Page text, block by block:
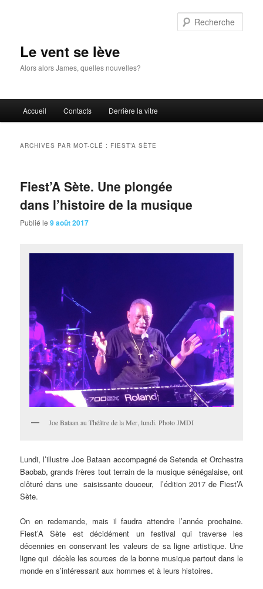
Le vent se lève
Alors alors James, quelles nouvelles?
principal
Accueil Contacts Derrière la vitre
ARCHIVES PAR MOT-CLÉ : FIEST’A SÈTE
Fiest’A Sète. Une plongée
dans l’histoire de la musique
Publié le9 août 2017
Joe Bataan au Théâtre de la Mer, lundi. Photo JMDI
Lundi, l’illustre Joe Bataan accompagné de Setenda et Orchestra
Baobab, grands frères tout terrain de la musique sénégalaise, ont
clôturé dans une saisissante douceur, l’édition 2017 de Fiest’A
Sète.
On en redemande, mais il faudra attendre l’année prochaine.
Fiest’A Sète est décidément un festival qui traverse les
décennies en conservant les valeurs de sa ligne artistique. Une
ligne qui décèle les sources de la bonne musique partout dans le
monde en s’intéressant aux hommes et à leurs histoires.